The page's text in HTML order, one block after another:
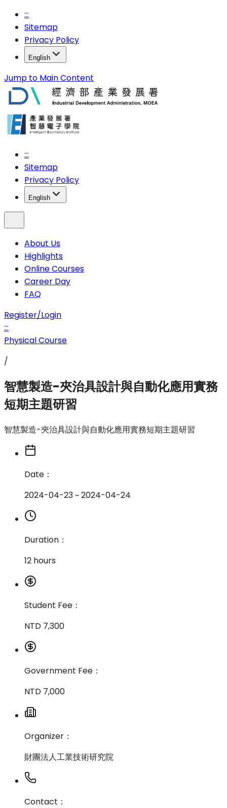
:::
Sitemap
Privacy Policy
English
Jump to Main Content
:::
Sitemap
Privacy Policy
English
About Us
Highlights
Online Courses
Career Day
FAQ
Register/Login
:::
Physical Course
/
智慧製造-夾治具設計與自動化應用實務
短期主題研習
智慧製造-夾治具設計與自動化應用實務短期主題研習
Date：
2024-04-23 ~ 2024-04-24
Duration：
12 hours
Student Fee：
NTD 7,300
Government Fee：
NTD 7,000
Organizer：
財團法人工業技術研究院
Contact：